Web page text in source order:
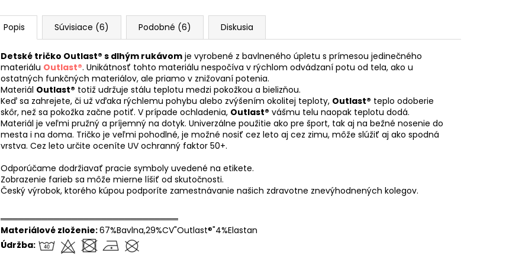
Popis Súvisiace (6) Podobné (6) Diskusia
Detské tričko Outlast® s dlhým rukávom je vyrobené z bavlneného úpletu s prímesou jedinečného
materiálu Outlast®. Unikátnosť tohto materiálu nespočíva v rýchlom odvádzaní potu od tela, ako u
ostatných funkčných materiálov, ale priamo v znižovaní potenia.
Materiál Outlast® totiž udržuje stálu teplotu medzi pokožkou a bielizňou.
Keď sa zahrejete, či už vďaka rýchlemu pohybu alebo zvýšením okolitej teploty, Outlast® teplo odoberie
skôr, než sa pokožka začne potiť. V prípade ochladenia, Outlast® vášmu telu naopak teplotu dodá.
Materiál je veľmi pružný a príjemný na dotyk. Univerzálne použitie ako pre šport, tak aj na bežné nosenie do
mesta i na doma. Tričko je veľmi pohodlné, je možné nosiť cez leto aj cez zimu, môže slúžiť aj ako spodná
vrstva. Cez leto určite oceníte UV ochranný faktor 50+.
Odporúčame dodržiavať pracie symboly uvedené na etikete.
Zobrazenie farieb sa môže mierne líšiť od skutočnosti.
Český výrobok, ktorého kúpou podporíte zamestnávanie našich zdravotne znevýhodnených kolegov.
══════════════════════════════
Materiálové zloženie:67%Bavlna,29%CV"Outlast®"4%Elastan
Údržba: